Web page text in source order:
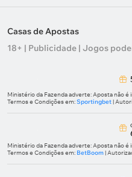
Casas de Apostas
18+ | Publicidade | Jogos
Ministério da Fazenda adverte: Aposta não
Termos e Condições em:Sportingbet|
Ministério da Fazenda adverte: Aposta não
Termos e Condições em: BetBoom|